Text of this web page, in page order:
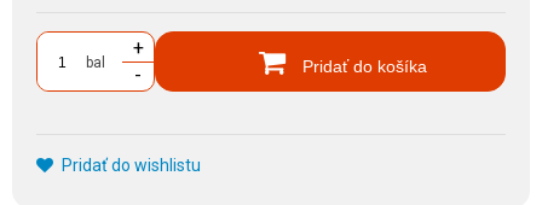
bal
+
-
Pridať do košíka
Pridať do wishlistu